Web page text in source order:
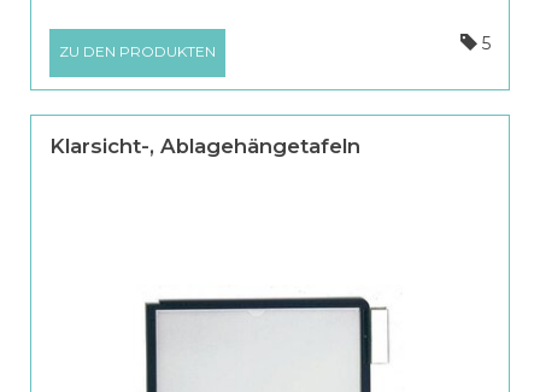
ZU DEN PRODUKTEN 5
Klarsicht-, Ablagehängetafeln